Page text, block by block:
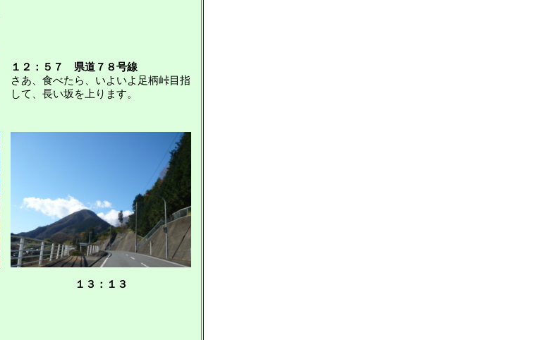
１２：５７ 県道７８号線
さあ、食べたら、いよいよ足柄峠目指
して、長い坂を上ります。
１３：１３